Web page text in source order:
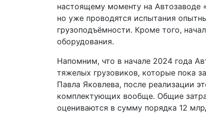
настоящему моменту на Автозаводе
но уже проводятся испытания
грузоподъёмности. Кроме того,
оборудования.
Напомним, что в начале 2024 года
тяжелых грузовиков, которые пока
Павла Яковлева, после реализации
комплектующих вообще. Общие
оцениваются в сумму порядка 12